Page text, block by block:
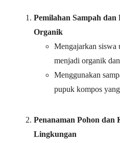
Pemilahan Sampah dan
Organik
Mengajarkan siswa
menjadi organik
Menggunakan
pupuk kompos
Penanaman Pohon dan
Lingkungan